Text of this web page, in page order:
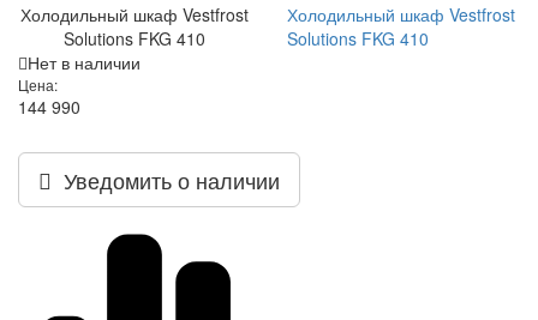
Холодильный шкаф Vestfrost
Solutions FKG 410
Холодильный шкаф Vestfrost
Solutions FKG 410
Нет в наличии
Цена:
144 990
Уведомить о наличии